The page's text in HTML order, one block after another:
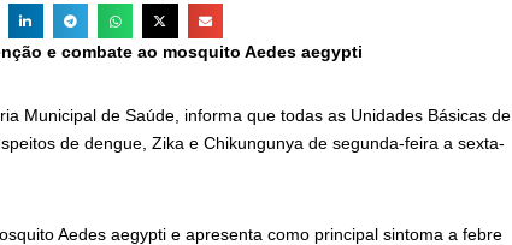
e combate ao mosquito Aedes aegypti
Municipal de Saúde, informa que todas as Unidades Básicas de
de dengue, Zika e Chikungunya de segunda-feira a sexta-
Aedes aegypti e apresenta como principal sintoma a febre